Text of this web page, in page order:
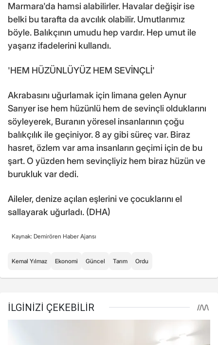
Marmara'da hamsi alabilirler. Havalar değişir ise
belki bu tarafta da avcılık olabilir. Umutlarımız
böyle. Balıkçının umudu hep vardır. Hep umut ile
yaşarız ifadelerini kullandı.
'HEM HÜZÜNLÜYÜZ HEM SEVİNÇLİ'
Akrabasını uğurlamak için limana gelen Aynur
Sarıyer ise hem hüzünlü hem de sevinçli olduklarını
söyleyerek, Buranın yöresel insanlarının çoğu
balıkçılık ile geçiniyor. 8 ay gibi süreç var. Biraz
hasret, özlem var ama insanların geçimi için de bu
şart. O yüzden hem sevinçliyiz hem biraz hüzün ve
burukluk var dedi.
Aileler, denize açılan eşlerini ve çocuklarını el
sallayarak uğurladı. (DHA)
Kaynak: Demirören Haber Ajansı
Kemal Yılmaz Ekonomi Güncel Tarım Ordu